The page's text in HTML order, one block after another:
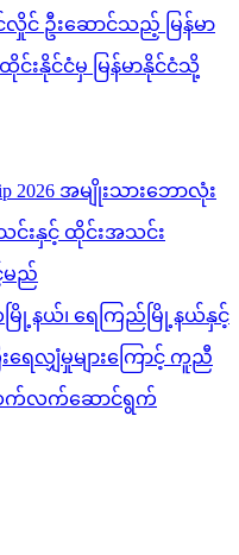
လှိုင် ဦးဆောင်သည့် မြန်မာ
နိုင်ငံမှ မြန်မာနိုင်ငံသို့
2026 အမျိုးသားဘောလုံး
င်းနှင့် ထိုင်းအသင်း
မည်
မြို့နယ်၊ ရေကြည်မြို့နယ်နှင့်
ေလျှံမှုများကြောင့် ကူညီ
ဆက်လက်ဆောင်ရွက်